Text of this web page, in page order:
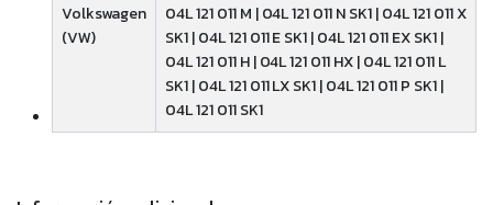
Volkswagen
(VW)
04L 121 011 M | 04L 121 011 N SK1 | 04L 121 011 X
SK1 | 04L 121 011 E SK1 | 04L 121 011 EX SK1 |
04L 121 011 H | 04L 121 011 HX | 04L 121 011 L
SK1 | 04L 121 011 LX SK1 | 04L 121 011 P SK1 |
04L 121 011 SK1